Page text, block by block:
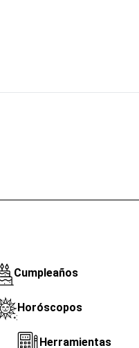
Cumpleaños
Horóscopos
Herramientas